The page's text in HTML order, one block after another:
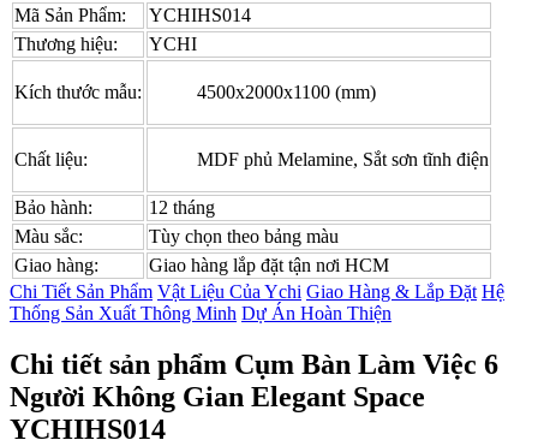
Mã Sản Phẩm:
YCHIHS014
Thương hiệu:
YCHI
Kích thước mẫu: 4500x2000x1100 (mm)
Chất liệu: MDF phủ Melamine, Sắt sơn tĩnh điện
Bảo hành:
12 tháng
Màu sắc:
Tùy chọn theo bảng màu
Giao hàng:
Giao hàng lắp đặt tận nơi HCM
Chi Tiết Sản Phẩm Vật Liệu Của Ychi Giao Hàng & Lắp Đặt Hệ
Thống Sản Xuất Thông Minh Dự Án Hoàn Thiện
Chi tiết sản phẩm Cụm Bàn Làm Việc 6
Người Không Gian Elegant Space
YCHIHS014